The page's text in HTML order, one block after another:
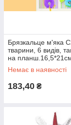
Брязкальце м'яка
тварини, 6 видів,
на
Немає в наявності
183,40 ₴